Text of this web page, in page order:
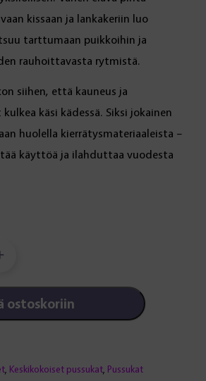
kissaan ja lankakeriin luo
tarttumaan puikkoihin ja
rauhoittavasta rytmistä.
siihen, että kauneus ja
käsi kädessä. Siksi jokainen
huolella kierrätysmateriaaleista –
käyttöä ja ilahduttaa vuodesta
ostoskoriin
, Keskikokoiset pussukat, Pussukat